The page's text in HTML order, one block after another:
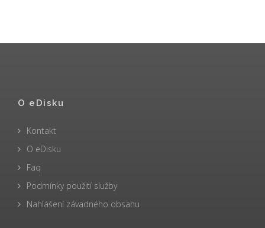
O eDisku
Kontakt
O eDisku
Faq
Podmínky použití služby
Nahlášení závadného obsahu